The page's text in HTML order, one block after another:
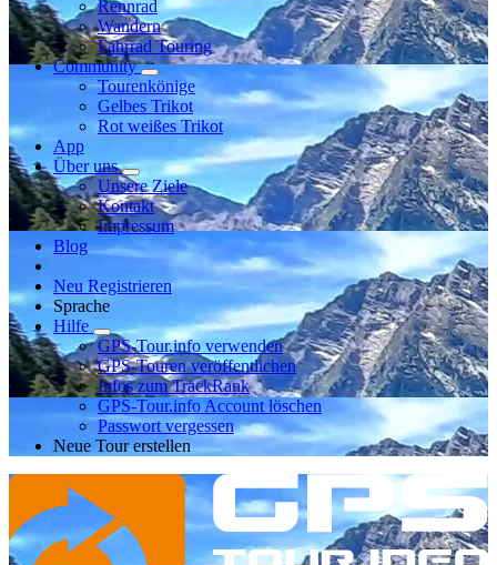
Rennrad
Wandern
Fahrrad Touring
Community
Tourenkönige
Gelbes Trikot
Rot weißes Trikot
App
Über uns
Unsere Ziele
Kontakt
Impressum
Blog
Neu Registrieren
Sprache
Hilfe
GPS-Tour.info verwenden
GPS-Touren veröffentlichen
Infos zum TrackRank
GPS-Tour.info Account löschen
Passwort vergessen
Neue Tour erstellen